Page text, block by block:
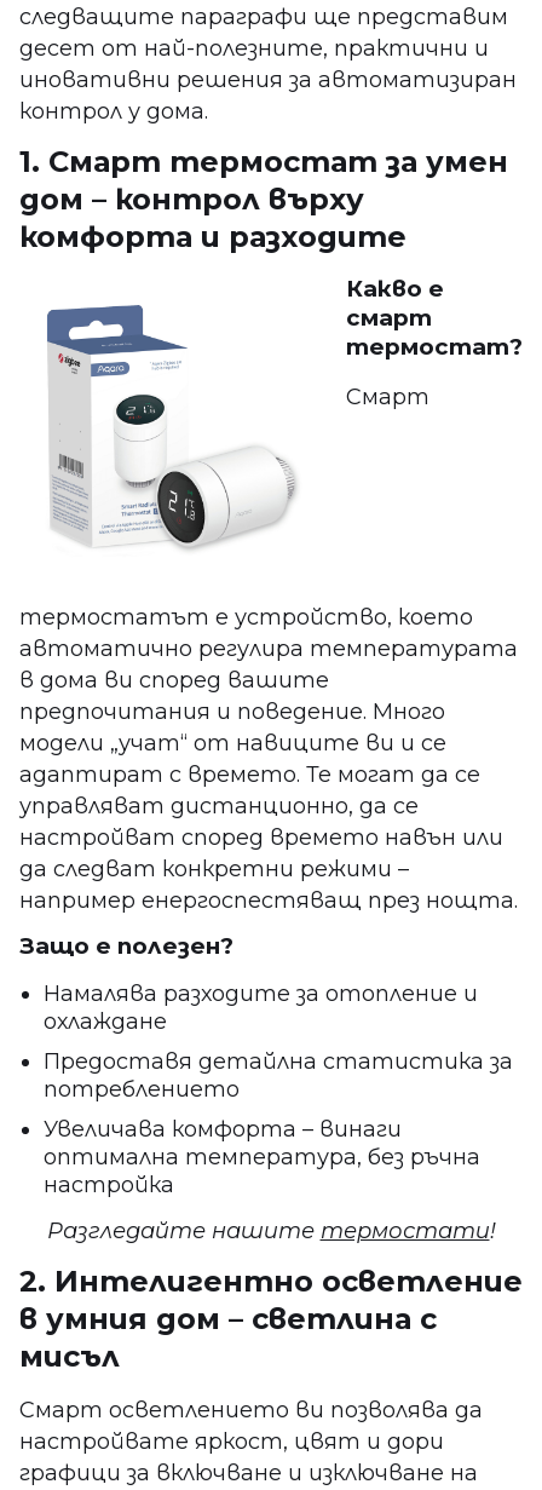
следващите параграфи ще представим
десет от най-полезните, практични и
иновативни решения за автоматизиран
контрол у дома.
1. Смарт термостат за умен
дом – контрол върху
комфорта и разходите
Какво е
смарт
термостат?
Смарт
термостатът е устройство, което
автоматично регулира температурата
в дома ви според вашите
предпочитания и поведение. Много
модели „учат“ от навиците ви и се
адаптират с времето. Те могат да се
управляват дистанционно, да се
настройват според времето навън или
да следват конкретни режими –
например енергоспестяващ през нощта.
Защо е полезен?
Намалява разходите за отопление и
охлаждане
Предоставя детайлна статистика за
потреблението
Увеличава комфорта – винаги
оптимална температура, без ръчна
настройка
Разгледайте нашите термостати!
2. Интелигентно осветление
в умния дом – светлина с
мисъл
Смарт осветлението ви позволява да
настройвате яркост, цвят и дори
графици за включване и изключване на